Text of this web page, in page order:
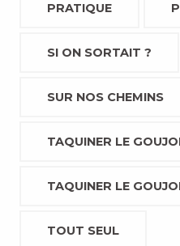
PRATIQUE
SI ON SORTAIT ?
SUR NOS CHEMINS
TAQUINER LE
TAQUINER LE
TOUT SEUL